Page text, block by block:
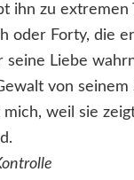
ihn zu extremen
oder Forty, die
seine Liebe
von seinem
weil sie